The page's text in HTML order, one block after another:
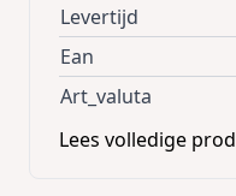
Levertijd
Ean
Art_valuta
Lees volledige